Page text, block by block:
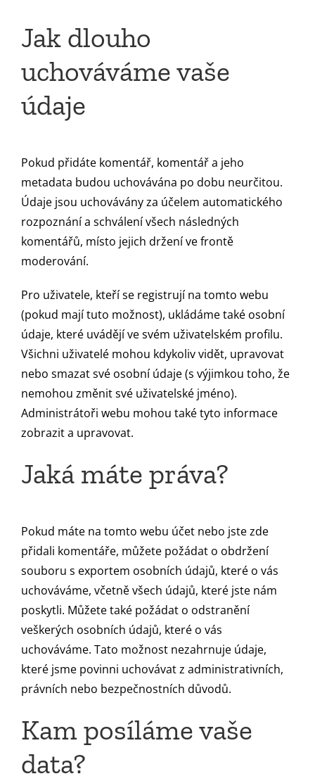
Jak dlouho
uchováváme vaše
údaje
Pokud přidáte komentář, komentář a jeho
metadata budou uchovávána po dobu neurčitou.
Údaje jsou uchovávány za účelem automatického
rozpoznání a schválení všech následných
komentářů, místo jejich držení ve frontě
moderování.
Pro uživatele, kteří se registrují na tomto webu
(pokud mají tuto možnost), ukládáme také osobní
údaje, které uvádějí ve svém uživatelském profilu.
Všichni uživatelé mohou kdykoliv vidět, upravovat
nebo smazat své osobní údaje (s výjimkou toho, že
nemohou změnit své uživatelské jméno).
Administrátoři webu mohou také tyto informace
zobrazit a upravovat.
Jaká máte práva?
Pokud máte na tomto webu účet nebo jste zde
přidali komentáře, můžete požádat o obdržení
souboru s exportem osobních údajů, které o vás
uchováváme, včetně všech údajů, které jste nám
poskytli. Můžete také požádat o odstranění
veškerých osobních údajů, které o vás
uchováváme. Tato možnost nezahrnuje údaje,
které jsme povinni uchovávat z administrativních,
právních nebo bezpečnostních důvodů.
Kam posíláme vaše
data?